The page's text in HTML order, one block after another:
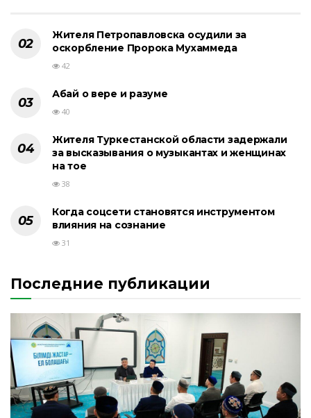
Жителя Петропавловска осудили за
оскорбление Пророка Мухаммеда
42
Абай о вере и разуме
40
Жителя Туркестанской области задержали
за высказывания о музыкантах и женщинах
на тое
38
Когда соцсети становятся инструментом
влияния на сознание
31
Последние публикации